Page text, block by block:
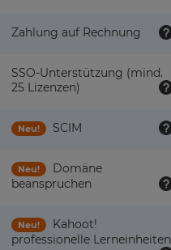
Zahlung auf Rechnung
SSO-Unterstützung (mind.
25 Lizenzen)
Neu! SCIM
Neu!
Domäne
beanspruchen
Neu!
Kahoot!
professionelle Lerneinheiten